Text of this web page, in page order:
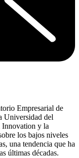
Empresarial de
Universidad del
y la
los bajos niveles
una tendencia que ha
últimas décadas.